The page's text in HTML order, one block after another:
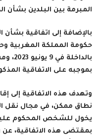
المبرمة بين البلدين بشأن
بالإضافة إلى اتفاقية بشأن
حكومة المملكة المغربية
بالداخلة في 9 يونيو 2023، ومشروع قانون رقم 38.23
بموجبه على الاتفاقية
وتهدف هذه الاتفاقية إلى
نطاق ممكن، في مجال نقل
يخول للشخص المحكوم
بمقتضى هذه الاتفاقية،